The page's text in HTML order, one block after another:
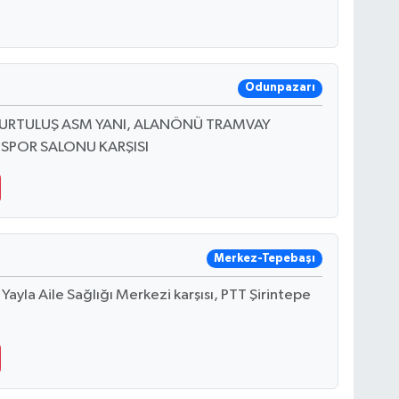
Odunpazarı
ASM YANI, ALANÖNÜ TRAMVAY
SALONU KARŞISI
Merkez-Tepebaşı
Aile Sağlığı Merkezi karşısı, PTT Şirintepe